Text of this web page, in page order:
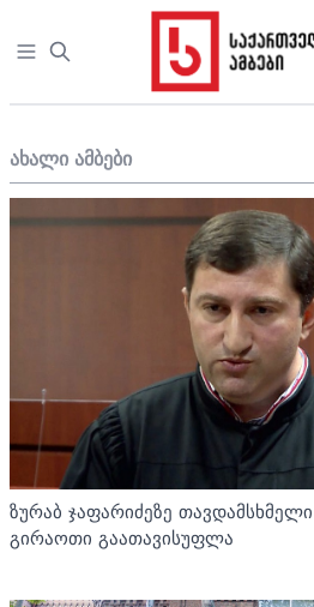
Open sidebar
ახალი ამბები
ზურაბ ჯაფარიძეზე
გირაოთი გაათავისუფლა